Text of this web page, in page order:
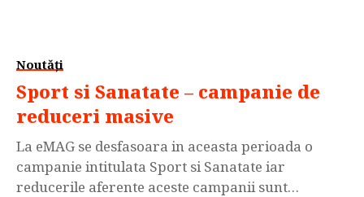
Noutăți
Sport si Sanatate – campanie de
reduceri masive
La eMAG se desfasoara in aceasta perioada o
campanie intitulata Sport si Sanatate iar
reducerile aferente aceste campanii sunt